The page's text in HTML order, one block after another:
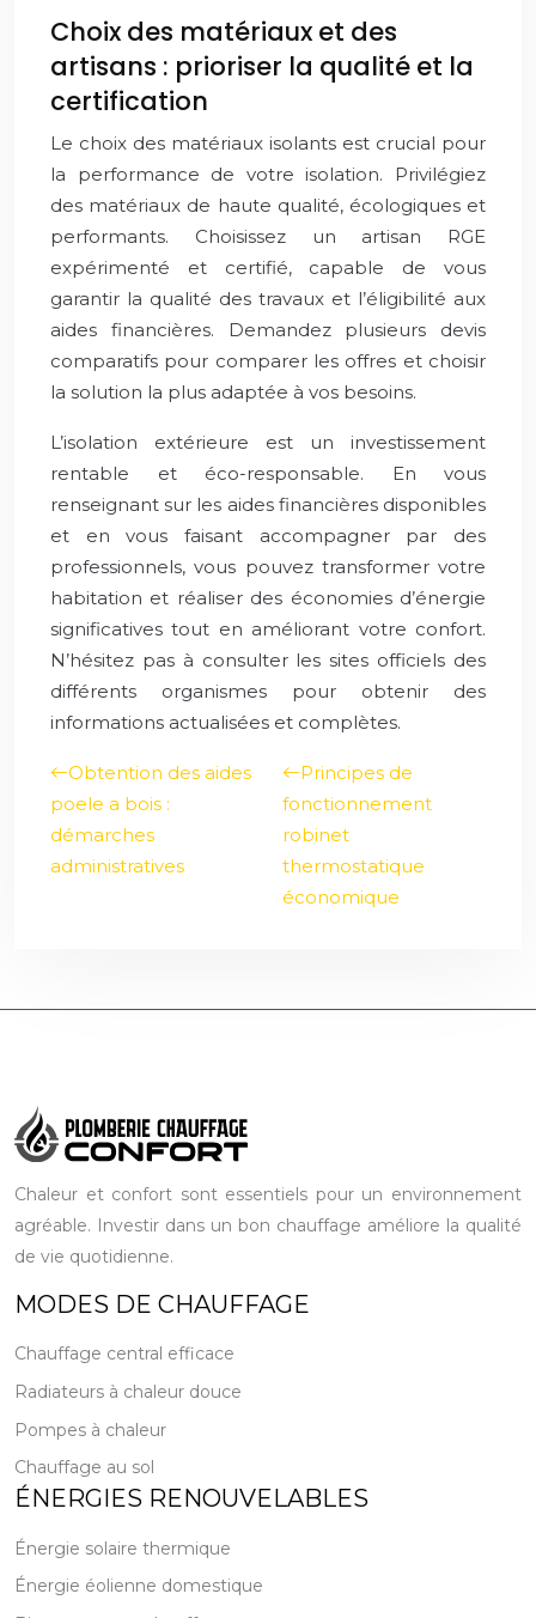
Choix des matériaux et des
artisans : prioriser la qualité et la
certification
Le choix des matériaux isolants est crucial pour
la performance de votre isolation. Privilégiez
des matériaux de haute qualité, écologiques et
performants. Choisissez un artisan RGE
expérimenté et certifié, capable de vous
garantir la qualité des travaux et l’éligibilité aux
aides financières. Demandez plusieurs devis
comparatifs pour comparer les offres et choisir
la solution la plus adaptée à vos besoins.
L’isolation extérieure est un investissement
rentable et éco-responsable. En vous
renseignant sur les aides financières disponibles
et en vous faisant accompagner par des
professionnels, vous pouvez transformer votre
habitation et réaliser des économies d’énergie
significatives tout en améliorant votre confort.
N’hésitez pas à consulter les sites officiels des
différents organismes pour obtenir des
informations actualisées et complètes.
Obtention des aides
poele a bois :
démarches
administratives
Principes de
fonctionnement
robinet
thermostatique
économique
Chaleur et confort sont essentiels pour un environnement
agréable. Investir dans un bon chauffage améliore la qualité
de vie quotidienne.
MODES DE CHAUFFAGE
Chauffage central efficace
Radiateurs à chaleur douce
Pompes à chaleur
Chauffage au sol
ÉNERGIES RENOUVELABLES
Énergie solaire thermique
Énergie éolienne domestique